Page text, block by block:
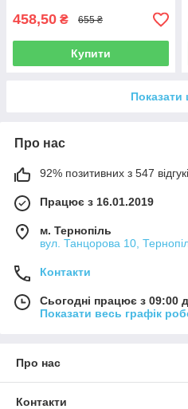
458,50 ₴ 655 ₴
Купити
Показати
Про нас
92% позитивних з 547
Працює з 16.01.2019
м. Тернопіль
вул. Танцорова 10,
Контакти
Сьогодні працює з 09:00
Показати весь графік
Про нас
Контакти